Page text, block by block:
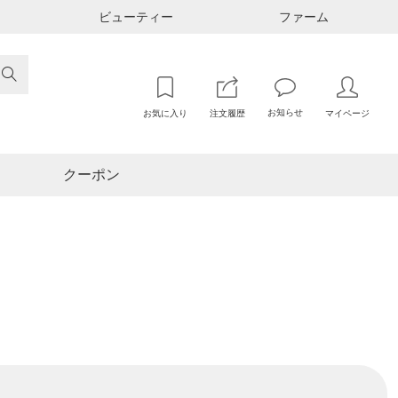
ビューティー ファーム

お気に入り 注文履歴 お知らせ マイページ
クーポン